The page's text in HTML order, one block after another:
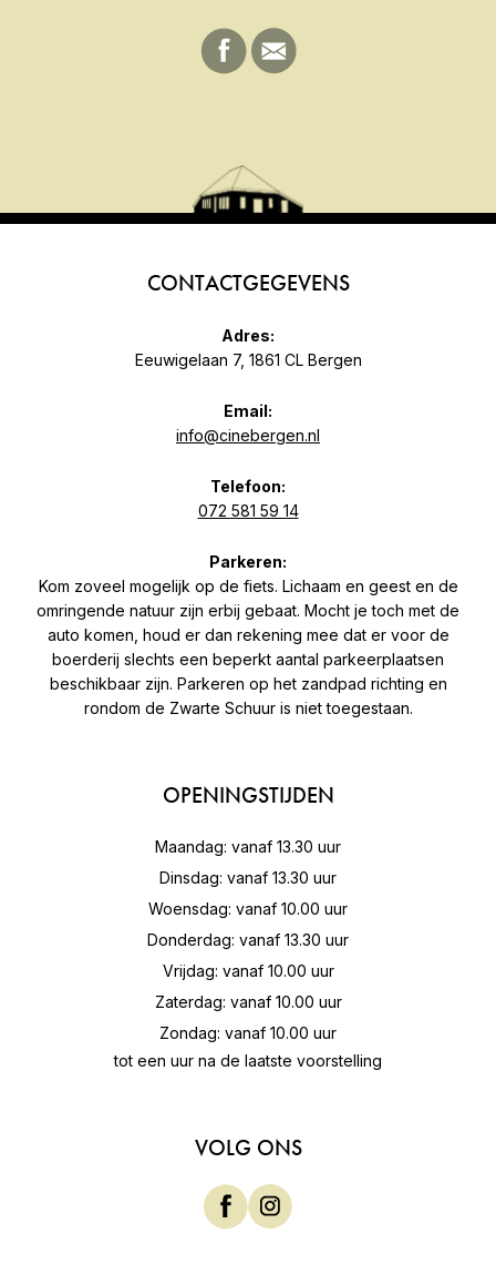
CONTACTGEGEVENS
Adres:
Eeuwigelaan 7, 1861 CL Bergen
Email:
info@cinebergen.nl
Telefoon:
072 581 59 14
Parkeren:
Kom zoveel mogelijk op de fiets. Lichaam en geest en de
omringende natuur zijn erbij gebaat. Mocht je toch met de
auto komen, houd er dan rekening mee dat er voor de
boerderij slechts een beperkt aantal parkeerplaatsen
beschikbaar zijn. Parkeren op het zandpad richting en
rondom de Zwarte Schuur is niet toegestaan.
OPENINGSTIJDEN
Maandag: vanaf 13.30 uur
Dinsdag: vanaf 13.30 uur
Woensdag: vanaf 10.00 uur
Donderdag: vanaf 13.30 uur
Vrijdag: vanaf 10.00 uur
Zaterdag: vanaf 10.00 uur
Zondag: vanaf 10.00 uur
tot een uur na de laatste voorstelling
VOLG ONS